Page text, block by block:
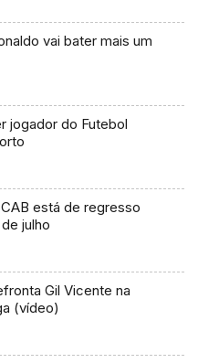
vai bater mais um
jogador do Futebol
está de regresso
julho
Gil Vicente na
(vídeo)